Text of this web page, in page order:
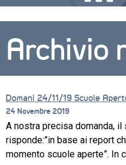
CORSI
NEWS
Archivio
Domani 24/11/19 Scuole
24 Novembre 2019
A nostra precisa domanda, il
risponde:”in base ai report
momento scuole aperte”. In